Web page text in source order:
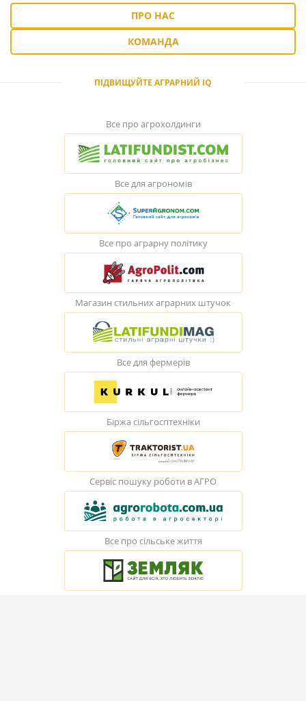
ПРО НАС
КОМАНДА
ПІДВИЩУЙТЕ АГРАРНИЙ IQ
Все про агрохолдинги
Все для агрономів
Все про аграрну політику
Магазин стильних аграрних штучок
Все для фермерів
Біржа сільгосптехніки
Сервіс пошуку роботи в АГРО
Все про сільське життя